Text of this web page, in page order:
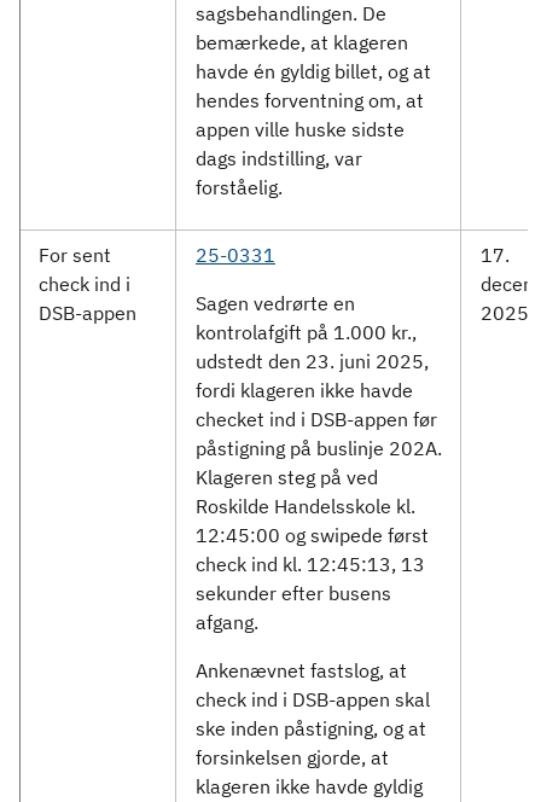
sagsbehandlingen. De
bemærkede, at klageren
havde én gyldig billet, og at
hendes forventning om, at
appen ville huske sidste
dags indstilling, var
forståelig.
For sent
check ind i
DSB-appen
25-0331
Sagen vedrørte en
kontrolafgift på 1.000 kr.,
udstedt den 23. juni 2025,
fordi klageren ikke havde
checket ind i DSB-appen før
påstigning på buslinje 202A.
Klageren steg på ved
Roskilde Handelsskole kl.
12:45:00 og swipede først
check ind kl. 12:45:13, 13
sekunder efter busens
afgang.
Ankenævnet fastslog, at
check ind i DSB-appen skal
ske inden påstigning, og at
forsinkelsen gjorde, at
klageren ikke havde gyldig
17.
2025